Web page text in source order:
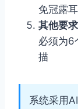
免冠露
其他要求
必须为6
描
系统采用